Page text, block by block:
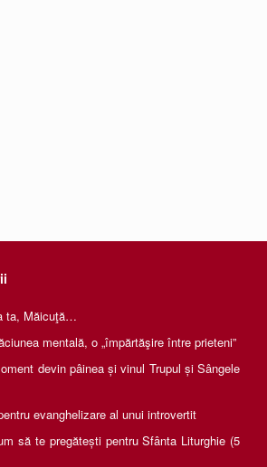
ta, Măicuţă…
mentală, o „împărtăşire între prieteni”
devin pâinea și vinul Trupul și Sângele
evanghelizare al unui introvertit
să te pregătești pentru Sfânta Liturghie (5